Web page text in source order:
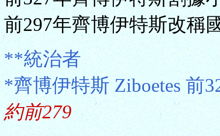
前297年齊博伊特斯改稱
**統治者
*齊博伊特斯 Ziboetes 前
約前279